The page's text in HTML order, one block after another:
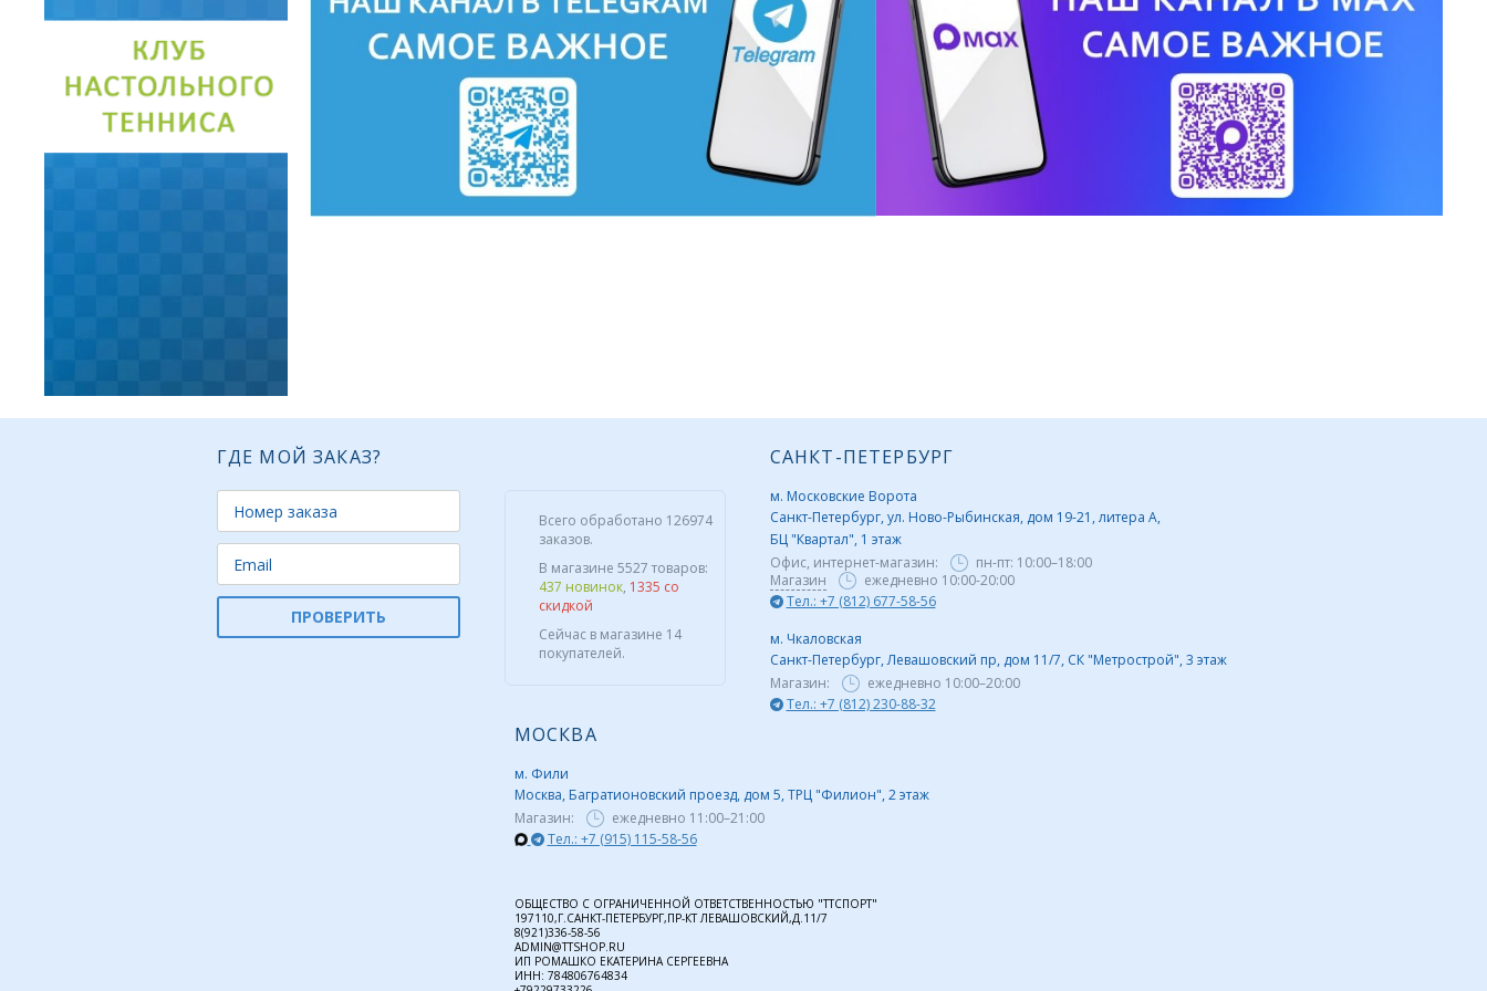
ГДЕ МОЙ ЗАКАЗ?
ПРОВЕРИТЬ
Всего обработано 126974
заказов.
В магазине 5527 товаров:
437 новинок, 1335 со
скидкой
Сейчас в магазине 14
покупателей.
САНКТ-ПЕТЕРБУРГ
м. Московские Ворота
Санкт-Петербург, ул. Ново-Рыбинская, дом 19-21, литера А,
БЦ "Квартал", 1 этаж
Офис, интернет-магазин:
пн-пт: 10:00–18:00
Магазин
ежедневно 10:00-20:00
Тел.: +7 (812) 677-58-56
м. Чкаловская
Санкт-Петербург, Левашовский пр, дом 11/7, СК "Метрострой", 3 этаж
Магазин:
ежедневно 10:00–20:00
Тел.: +7 (812) 230-88-32
МОСКВА
м. Фили
Москва, Багратионовский проезд, дом 5, ТРЦ "Филион", 2 этаж
Магазин:
ежедневно 11:00–21:00
Тел.: +7 (915) 115-58-56
ОБЩЕСТВО С ОГРАНИЧЕННОЙ ОТВЕТСТВЕННОСТЬЮ "ТТСПОРТ"
197110,Г.САНКТ-ПЕТЕРБУРГ,ПР-КТ ЛЕВАШОВСКИЙ,Д.11/7
8(921)336-58-56
ADMIN@TTSHOP.RU
ИП РОМАШКО ЕКАТЕРИНА СЕРГЕЕВНА
ИНН: 784806764834